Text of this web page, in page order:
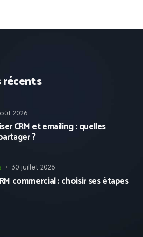
2026
CRM et emailing : quelles
?
30 juillet 2026
commercial : choisir ses étapes